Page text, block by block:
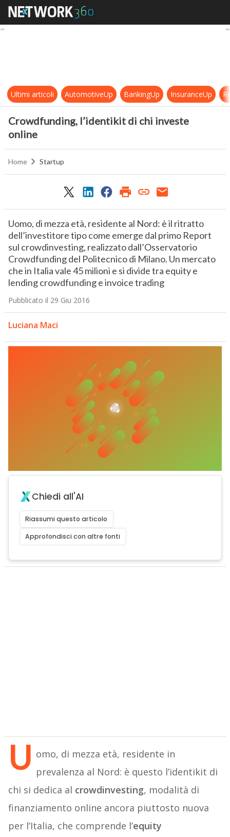
Crowdfunding, l’identikit di chi
Ultimi articoli AutomotiveUp BankingUp InsuranceUp
Crowdfunding, l’identikit di chi investe
online
Home Startup
Uomo, di mezza età, residente al Nord: è il ritratto
dell’investitore tipo come emerge dal primo Report
sul crowdinvesting, realizzato dall’Osservatorio
Crowdfunding del Politecnico di Milano. Un mercato
che in Italia vale 45 milioni e si divide tra equity e
lending crowdfunding e invoice trading
Pubblicato il 29 Giu 2016
Luciana Maci
Chiedi all'AI
Riassumi questo articolo
Approfondisci con altre fonti
U omo, di mezza età, residente in
prevalenza al Nord: è questo l’identikit di
chi si dedica al crowdinvesting, modalità di
finanziamento online ancora piuttosto nuova
per l’Italia, che comprende l’equity